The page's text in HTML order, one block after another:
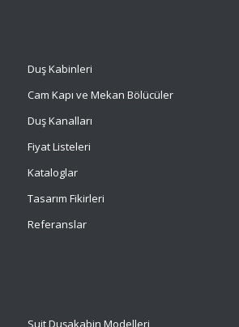
Duş Kabinleri
Cam Kapı ve Mekan Bölücüler
Duş Kanalları
Fiyat Listeleri
Kataloglar
Tasarım Fikirleri
Referanslar
SuitDuşakabin Modelleri